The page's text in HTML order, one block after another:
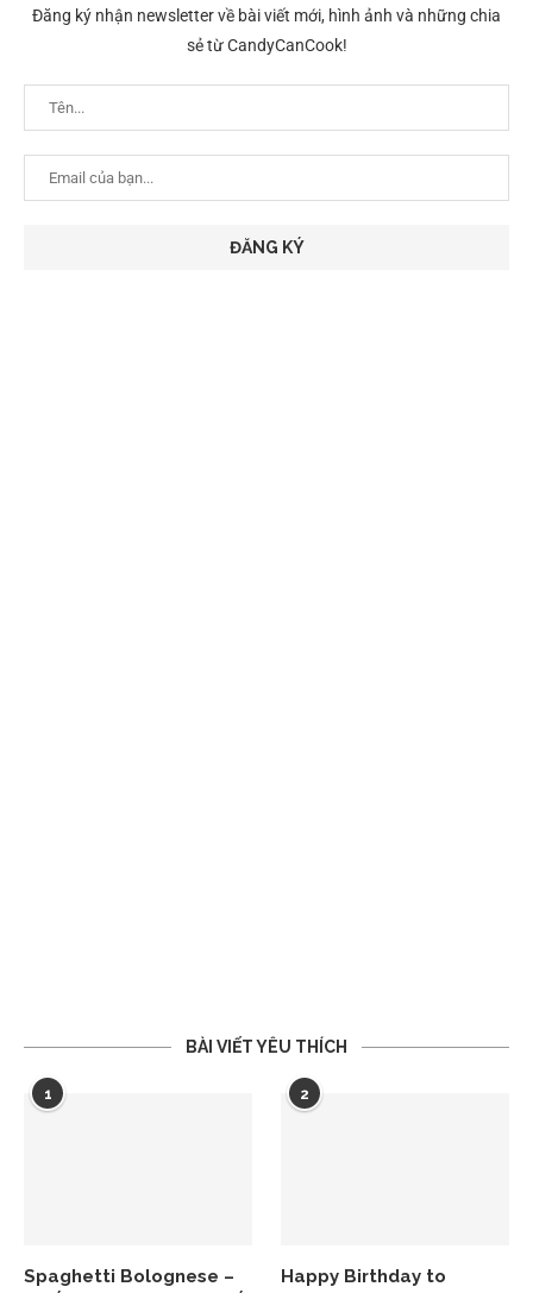
Đăng ký nhận newsletter về bài viết mới, hình ảnh và những chia
sẻ từ CandyCanCook!
BÀI VIẾT YÊU THÍCH
1
Spaghetti Bolognese –
2
Happy Birthday to